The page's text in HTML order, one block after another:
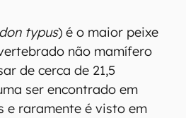
typus) é o maior peixe
não mamífero
de cerca de 21,5
ser encontrado em
e raramente é visto em